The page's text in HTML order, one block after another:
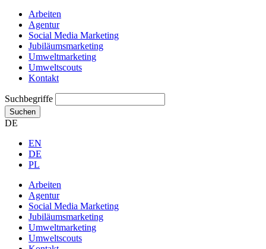
Arbeiten
Agentur
Social Media Marketing
Jubiläums­marketing
Umweltmarketing
Umweltscouts
Kontakt
Suchbegriffe
Suchen
DE
EN
DE
PL
Arbeiten
Agentur
Social Media Marketing
Jubiläums­marketing
Umweltmarketing
Umweltscouts